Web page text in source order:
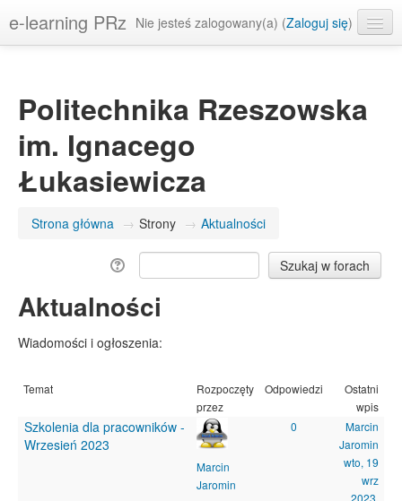
e-learning PRz Nie jesteś zalogowany(a) (Zaloguj się)
Politechnika Rzeszowska
im. Ignacego
Łukasiewicza
Strona główna → Strony → Aktualności
Aktualności
Wiadomości i ogłoszenia:
Temat
Rozpoczęty
przez
Odpowiedzi
Ostatni
wpis
Szkolenia dla pracowników -
Wrzesień 2023
Marcin
Jaromin
0
Marcin
Jaromin
wto, 19
wrz
2023,